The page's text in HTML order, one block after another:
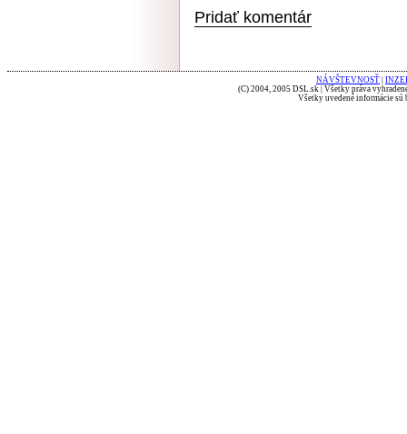
Pridať komentár
NÁVŠTEVNOSŤ
(C) 2004, 2005 DSL.sk | Všetky práva
Všetky uvedené informácie sú